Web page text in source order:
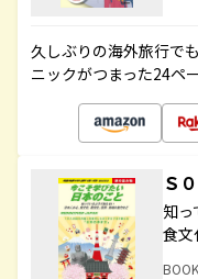
久しぶりの海外旅行で
ニックがつまった24ペ
Ｓ
知
食文